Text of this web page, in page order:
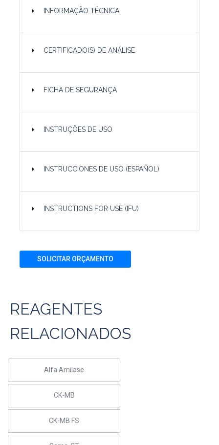
INFORMAÇÃO TÉCNICA
CERTIFICADO(S) DE ANÁLISE
FICHA DE SEGURANÇA
INSTRUÇÕES DE USO
INSTRUCCIONES DE USO (ESPAÑOL)
INSTRUCTIONS FOR USE (IFU)
SOLICITAR ORÇAMENTO
REAGENTES
RELACIONADOS
Alfa Amilase
CK-MB
CK-MB FS